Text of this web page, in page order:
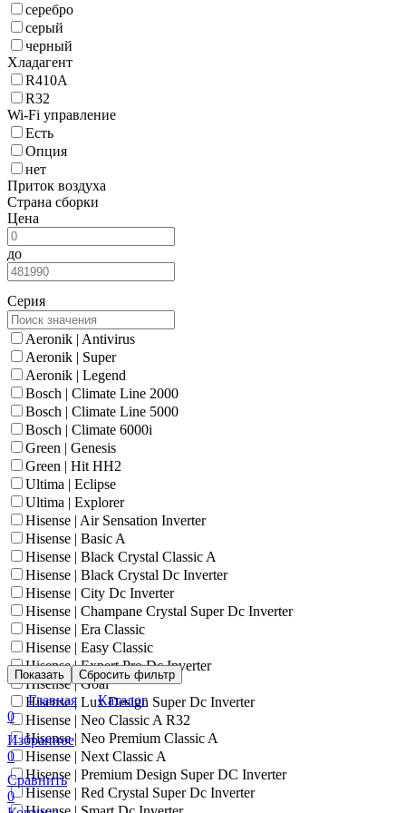
серебро
серый
черный
Хладагент
R410A
R32
Wi-Fi управление
Есть
Опция
нет
Приток воздуха
Страна сборки
Цена
до
Серия
Aeronik | Antivirus
Aeronik | Super
Aeronik | Legend
Bosch | Climate Line 2000
Bosch | Climate Line 5000
Bosch | Climate 6000i
Green | Genesis
Green | Hit HH2
Ultima | Eclipse
Ultima | Explorer
Hisense | Air Sensation Inverter
Hisense | Basic A
Hisense | Black Crystal Classic A
Hisense | Black Crystal Dc Inverter
Hisense | City Dc Inverter
Hisense | Champane Crystal Super Dc Inverter
Hisense | Era Classic
Hisense | Easy Classic
Hisense | Expert Pro Dc Inverter
Hisense | Goal
Hisense | Lux Design Super Dc Inverter
Hisense | Neo Classic A R32
Hisense | Neo Premium Classic A
Hisense | Next Classic A
Hisense | Premium Design Super DC Inverter
Hisense | Red Crystal Super Dc Inverter
Показать Сбросить фильтр
Главная
Каталог
0
Избранное
0
Сравнить
0